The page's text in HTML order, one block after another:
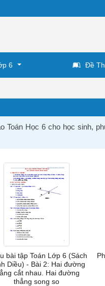
6 Đề
Toán Học 6 cho học sinh,
bài tập Toán Lớp 6 (Sách
Diều) - Bài 2: Hai đường
cắt nhau. Hai đường
thẳng song so